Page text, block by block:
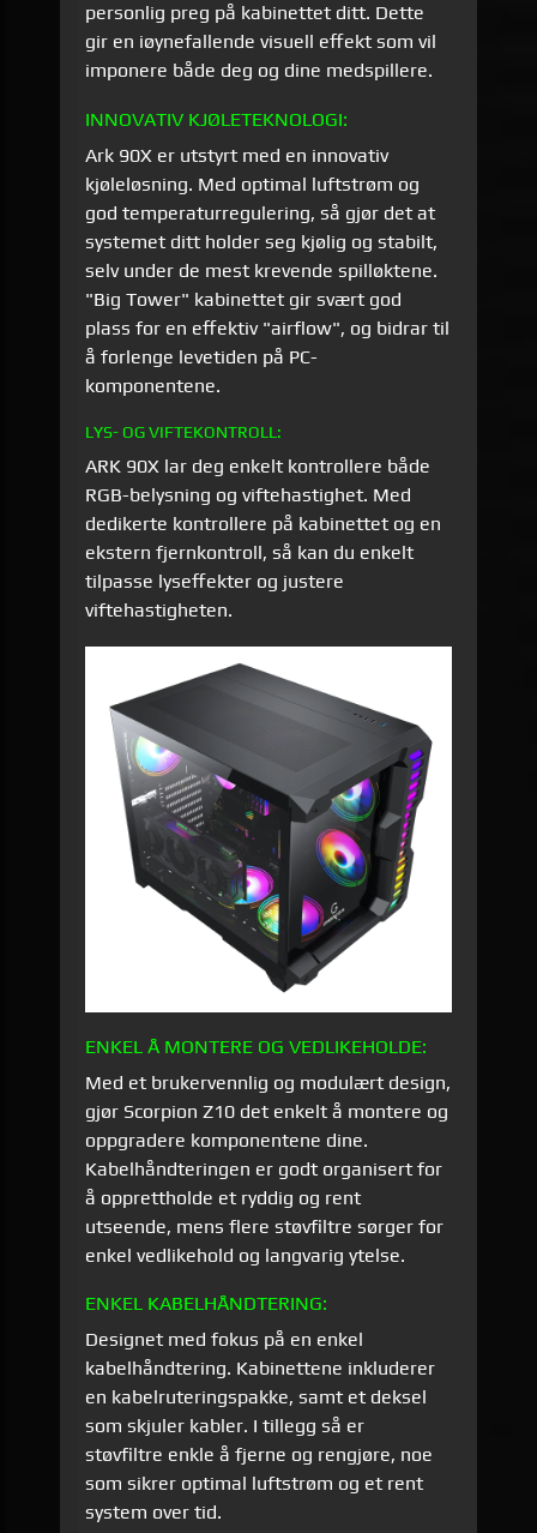
personlig preg på kabinettet ditt. Dette
gir en iøynefallende visuell effekt som vil
imponere både deg og dine medspillere.
INNOVATIV KJØLETEKNOLOGI:
Ark 90X er utstyrt med en innovativ
kjøleløsning. Med optimal luftstrøm og
god temperaturregulering, så gjør det at
systemet ditt holder seg kjølig og stabilt,
selv under de mest krevende spilløktene.
"Big Tower" kabinettet gir svært god
plass for en effektiv "airflow", og bidrar til
å forlenge levetiden på PC-
komponentene.
LYS- OG VIFTEKONTROLL:
ARK 90X lar deg enkelt kontrollere både
RGB-belysning og viftehastighet. Med
dedikerte kontrollere på kabinettet og en
ekstern fjernkontroll, så kan du enkelt
tilpasse lyseffekter og justere
viftehastigheten.
ENKEL Å MONTERE OG VEDLIKEHOLDE:
Med et brukervennlig og modulært design,
gjør Scorpion Z10 det enkelt å montere og
oppgradere komponentene dine.
Kabelhåndteringen er godt organisert for
å opprettholde et ryddig og rent
utseende, mens flere støvfiltre sørger for
enkel vedlikehold og langvarig ytelse.
ENKEL KABELHÅNDTERING:
Designet med fokus på en enkel
kabelhåndtering. Kabinettene inkluderer
en kabelruteringspakke, samt et deksel
som skjuler kabler. I tillegg så er
støvfiltre enkle å fjerne og rengjøre, noe
som sikrer optimal luftstrøm og et rent
system over tid.